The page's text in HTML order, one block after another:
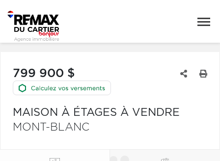
799 900 $
MAISON À ÉTAGES À VENDRE
MONT-BLANC